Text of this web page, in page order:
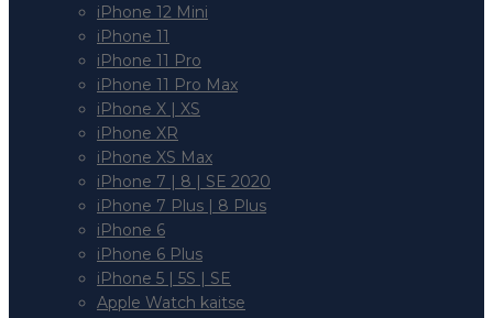
iPhone 12 Mini
iPhone 11
iPhone 11 Pro
iPhone 11 Pro Max
iPhone X | XS
iPhone XR
iPhone XS Max
iPhone 7 | 8 | SE 2020
iPhone 7 Plus | 8 Plus
iPhone 6
iPhone 6 Plus
iPhone 5 | 5S | SE
Apple Watch kaitse